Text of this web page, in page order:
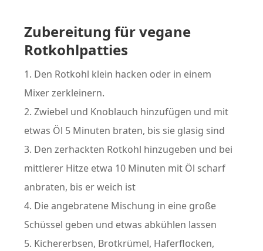
Zubereitung für vegane
Rotkohlpatties
Den Rotkohl klein hacken oder in einem
Mixer zerkleinern.
Zwiebel und Knoblauch hinzufügen und mit
etwas Öl 5 Minuten braten, bis sie glasig sind
Den zerhackten Rotkohl hinzugeben und bei
mittlerer Hitze etwa 10 Minuten mit Öl scharf
anbraten, bis er weich ist
Die angebratene Mischung in eine große
Schüssel geben und etwas abkühlen lassen
Kichererbsen, Brotkrümel, Haferflocken,